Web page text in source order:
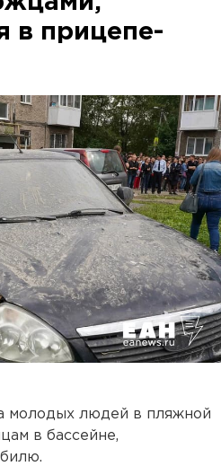
в прицепе-
молодых людей в пляжной
в бассейне,